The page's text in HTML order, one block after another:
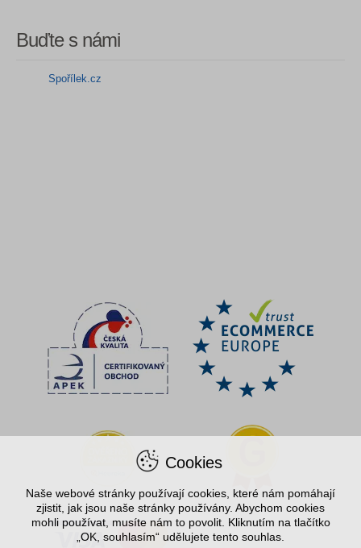
Buďte s námi
Spořílek.cz
Cookies
Naše webové stránky používají cookies, které nám pomáhají
zjistit, jak jsou naše stránky používány. Abychom cookies
mohli používat, musíte nám to povolit. Kliknutím na tlačítko
„OK, souhlasím“ udělujete tento souhlas.